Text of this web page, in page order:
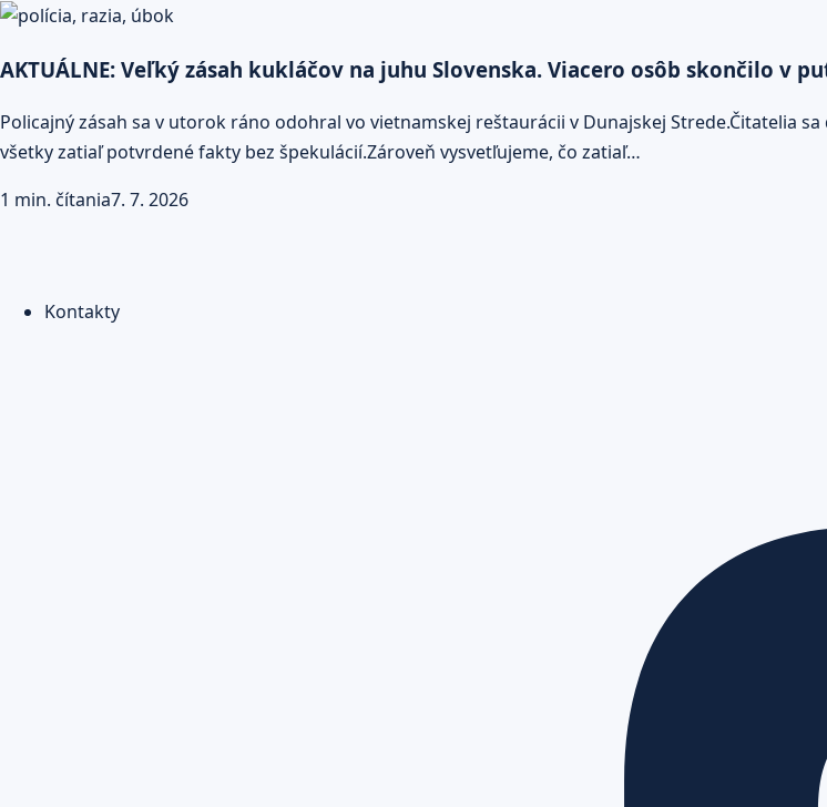
AKTUÁLNE: Veľký zásah kukláčov na juhu Slovenska. Viacero osôb skončilo v
Policajný zásah sa v utorok ráno odohral vo vietnamskej reštaurácii v Dunajskej Strede.Čitatelia
všetky zatiaľ potvrdené fakty bez špekulácií.Zároveň vysvetľujeme, čo zatiaľ…
1 min. čítania7. 7. 2026
Kontakty